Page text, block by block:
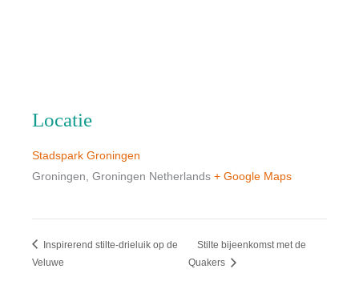
Locatie
Stadspark Groningen
Groningen Groningen Netherlands + Google Maps
Inspirerend stilte-drieluik op de
Veluwe
Stilte bijeenkomst met de
Quakers